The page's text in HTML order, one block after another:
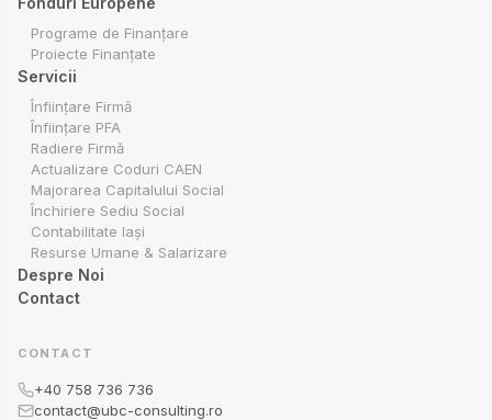
Programe de Finanțare
Proiecte Finanțate
Servicii
Înființare Firmă
Înființare PFA
Radiere Firmă
Actualizare Coduri CAEN
Majorarea Capitalului Social
Închiriere Sediu Social
Contabilitate Iași
Resurse Umane & Salarizare
Despre Noi
Contact
CONTACT
+40 758 736 736
contact@ubc-consulting.ro